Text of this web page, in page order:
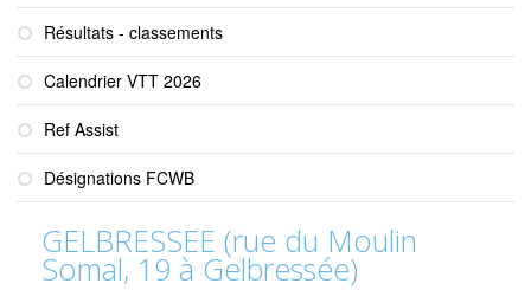
Résultats - classements
Calendrier VTT 2026
Ref Assist
Désignations FCWB
GELBRESSEE (rue du Moulin
Somal, 19 à Gelbressée)